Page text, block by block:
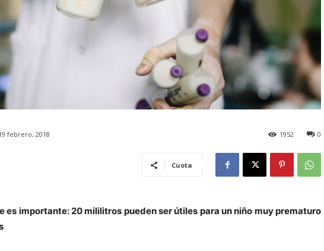
febrero, 2018 0
1952
Cuota
es importante: 20 mililitros pueden ser útiles para un niño muy prematuro